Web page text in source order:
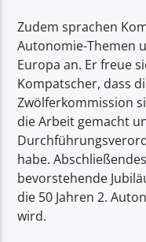
Zudem sprachen
Autonomie-Themen
Europa an. Er freue
Kompatscher, dass
Zwölferkommission
die Arbeit gemacht
habe.
bevorstehende
die 50 Jahren 2.
wird.